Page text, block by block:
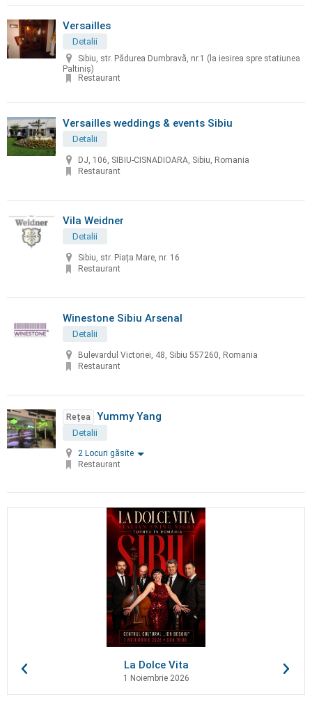
Versailles
Detalii
Sibiu, str. Pădurea Dumbravă, nr.1 (la iesirea spre statiunea
Paltiniș)
Restaurant
Versailles weddings & events Sibiu
Detalii
DJ, 106, SIBIU-CISNADIOARA, Sibiu, Romania
Restaurant
Vila Weidner
Detalii
Sibiu, str. Piața Mare, nr. 16
Restaurant
Winestone Sibiu Arsenal
Detalii
Bulevardul Victoriei, 48, Sibiu 557260, Romania
Restaurant
Rețea Yummy Yang
Detalii
2 Locuri găsite
Restaurant
La Dolce Vita
1 Noiembrie 2026